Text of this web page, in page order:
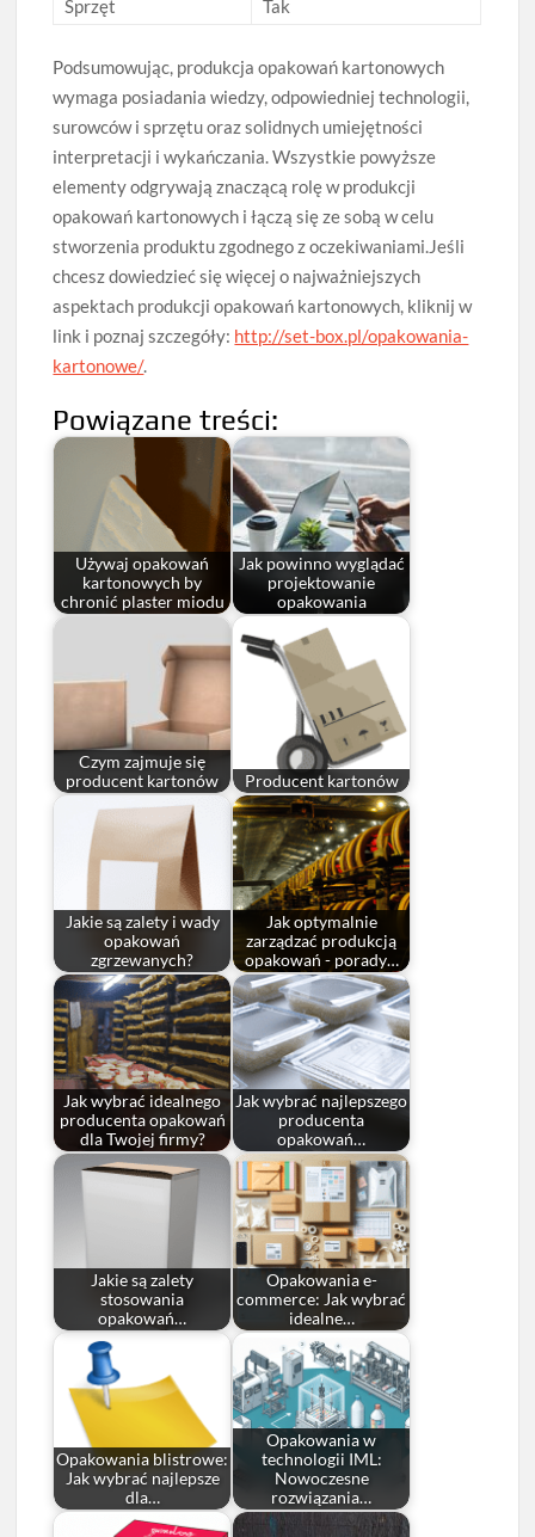
Sprzęt Tak
Podsumowując, produkcja opakowań kartonowych
wymaga posiadania wiedzy, odpowiedniej technologii,
surowców i sprzętu oraz solidnych umiejętności
interpretacji i wykańczania. Wszystkie powyższe
elementy odgrywają znaczącą rolę w produkcji
opakowań kartonowych i łączą się ze sobą w celu
stworzenia produktu zgodnego z oczekiwaniami.Jeśli
chcesz dowiedzieć się więcej o najważniejszych
aspektach produkcji opakowań kartonowych, kliknij w
link i poznaj szczegóły: http://set-box.pl/opakowania-
kartonowe/.
Powiązane treści:
Używaj opakowań
kartonowych by
chronić plaster miodu
Jak powinno wyglądać
projektowanie
opakowania
Czym zajmuje się
producent kartonów
Producent kartonów
Jakie są zalety i wady
opakowań
zgrzewanych?
Jak optymalnie
zarządzać produkcją
opakowań - porady…
Jak wybrać idealnego
producenta opakowań
dla Twojej firmy?
Jak wybrać najlepszego
producenta
opakowań…
Jakie są zalety
stosowania
opakowań…
Opakowania e-
commerce: Jak wybrać
idealne…
Opakowania blistrowe:
Jak wybrać najlepsze
dla…
Opakowania w
technologii IML:
Nowoczesne
rozwiązania…